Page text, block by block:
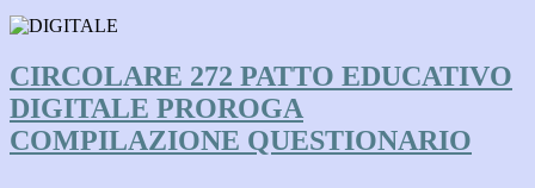
CIRCOLARE 272 PATTO EDUCATIVO
DIGITALE PROROGA
COMPILAZIONE QUESTIONARIO